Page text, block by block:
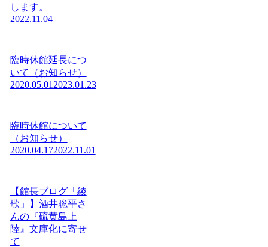
します。
2022.11.04
臨時休館延長につ
いて（お知らせ）
2020.05.01 2023.01.23
臨時休館について
（お知らせ）
2020.04.172022.11.01
【館長ブログ「綾
歌」】酒井聡平さ
んの『硫黄島上
陸』文庫化に寄せ
て